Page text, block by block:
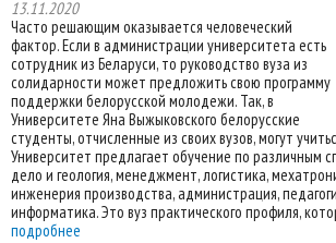
13.11.2020
Часто решающим оказывается человеческий
фактор. Если в администрации университета есть
сотрудник из Беларуси, то руководство вуза из
солидарности может предложить свою программу
поддержки белорусской молодежи. Так, в
Университете Яна Выжыковского белорусские
студенты, отчисленные из своих вузов, могут
Университет предлагает обучение по различным
дело и геология, менеджмент, логистика,
инженерия производства, администрация,
информатика. Это вуз практического профиля,
подробнее